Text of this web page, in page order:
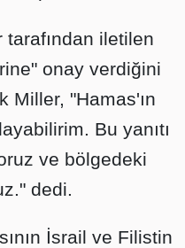
tarafından iletilen
onay verdiğini
Miller, "Hamas'ın
Bu yanıtı
ve bölgedeki
dedi.
İsrail ve Filistin